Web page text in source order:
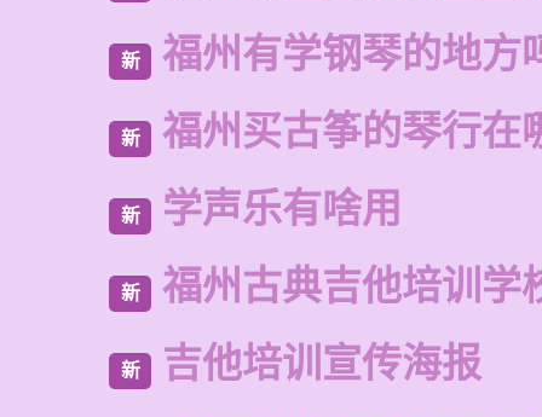
新 福州有学钢琴的地方
新 福州买古筝的琴行在
新 学声乐有啥用
新 福州古典吉他培训学
新 吉他培训宣传海报